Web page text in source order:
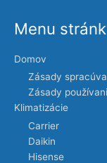
Menu
Domov
Zásady
Zásady
Klimatizácie
Carrier
Daikin
Hisense